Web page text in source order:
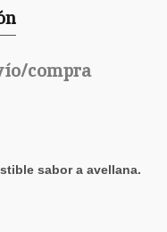
compra
sabor a avellana.